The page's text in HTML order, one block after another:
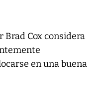
Brad Cox considera
en una buena